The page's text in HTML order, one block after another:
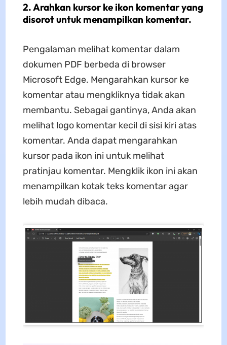
2. Arahkan kursor ke ikon komentar yang
disorot untuk menampilkan komentar.
Pengalaman melihat komentar dalam
dokumen PDF berbeda di browser
Microsoft Edge. Mengarahkan kursor ke
komentar atau mengkliknya tidak akan
membantu. Sebagai gantinya, Anda akan
melihat logo komentar kecil di sisi kiri atas
komentar. Anda dapat mengarahkan
kursor pada ikon ini untuk melihat
pratinjau komentar. Mengklik ikon ini akan
menampilkan kotak teks komentar agar
lebih mudah dibaca.